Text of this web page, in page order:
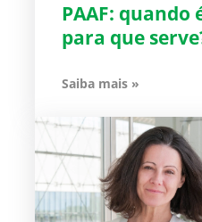
PAAF: quando
para que
Saiba mais »